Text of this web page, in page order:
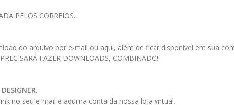
PELOS CORREIOS.
do arquivo por e-mail ou aqui, além de ficar disponível em sua
FAZER DOWNLOADS, COMBINADO!
DESIGNER.
no seu e-mail e aqui na conta da nossa loja virtual.